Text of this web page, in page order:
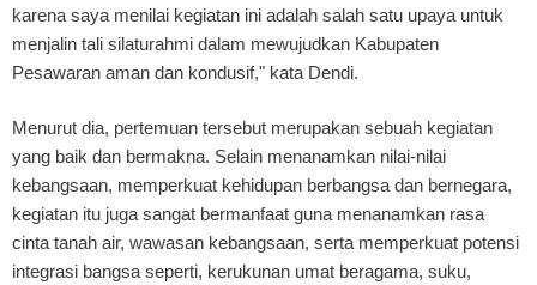
karena saya menilai kegiatan ini adalah salah satu upaya untuk
menjalin tali silaturahmi dalam mewujudkan Kabupaten
Pesawaran aman dan kondusif," kata Dendi.
Menurut dia, pertemuan tersebut merupakan sebuah kegiatan
yang baik dan bermakna. Selain menanamkan nilai-nilai
kebangsaan, memperkuat kehidupan berbangsa dan bernegara,
kegiatan itu juga sangat bermanfaat guna menanamkan rasa
cinta tanah air, wawasan kebangsaan, serta memperkuat potensi
integrasi bangsa seperti, kerukunan umat beragama, suku,